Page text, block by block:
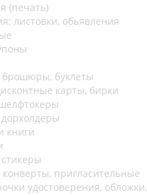
(печать)
листовки, обьявления
брошюры, буклеты
карты, бирки
книги
пригласительные
удостоверения, обложки,